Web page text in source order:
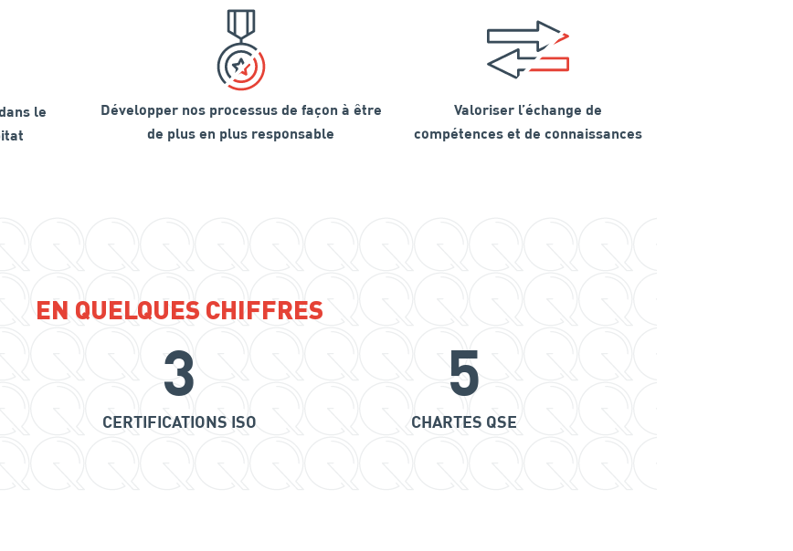
le
Développer nos processus de façon à être
de plus en plus responsable
Valoriser l’échange de
compétences et de connaissances
EN QUELQUES CHIFFRES
3
CERTIFICATIONS ISO
5
CHARTES QSE